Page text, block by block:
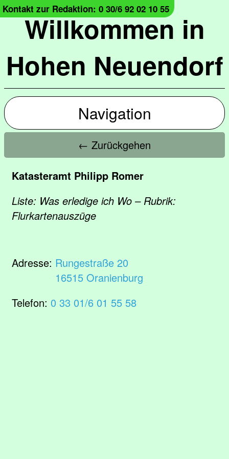
Willkommen in
Hohen Neuendorf
Kontakt zur Redaktion: 0 30/6 92 02 10 55
Navigation
← Zurückgehen
Katasteramt Philipp Romer
Liste: Was erledige ich Wo – Rubrik:
Flurkartenauszüge
Adresse: Rungestraße 20
16515 Oranienburg
Telefon: 0 33 01/6 01 55 58